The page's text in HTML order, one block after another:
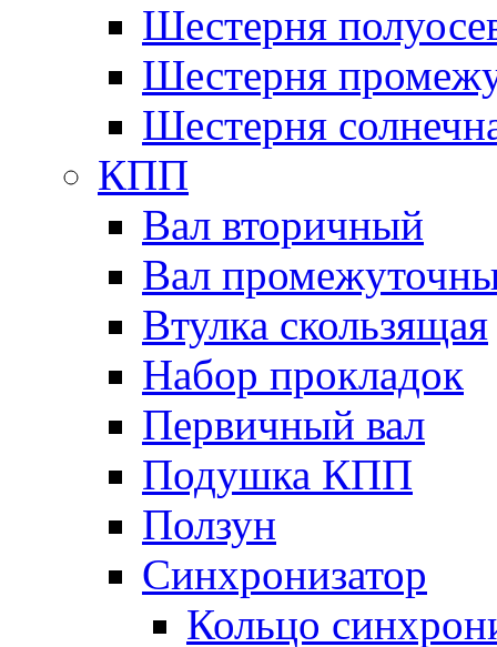
Шестерня
Шестерня
Шестерня
КПП
Вал вторичный
Вал
Втулка скользящая
Набор прокладок
Первичный вал
Подушка КПП
Ползун
Синхронизатор
Кольцо